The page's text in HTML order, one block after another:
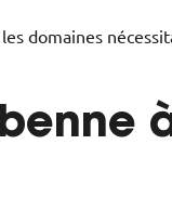
domaines